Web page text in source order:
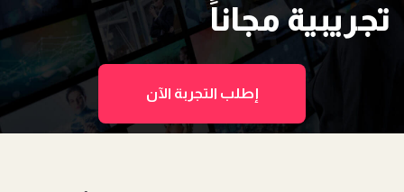
تجريبيةمجاناً
إطلب التجربة الآن